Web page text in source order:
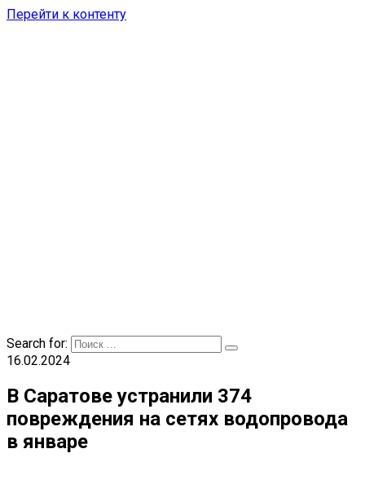
Перейти к контенту
Search for:
16.02.2024
В Саратове устранили 374
повреждения на сетях водопровода
в январе